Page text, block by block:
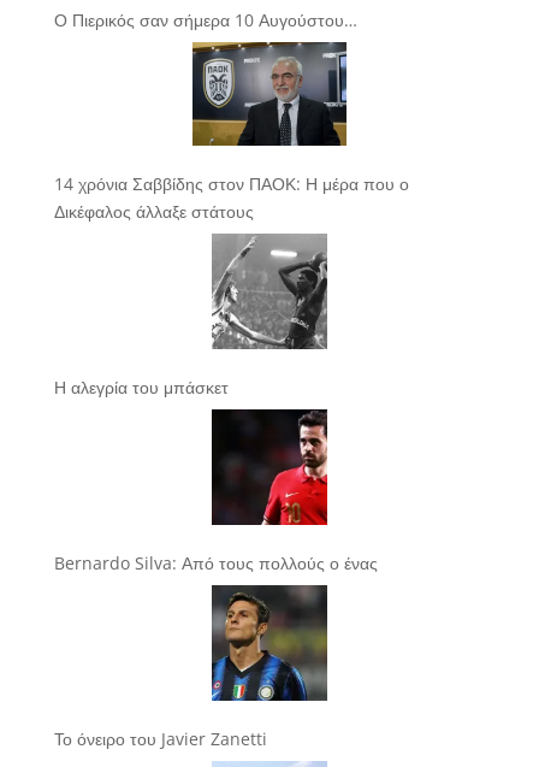
Ο Πιερικός σαν σήμερα 10 Αυγούστου…
14 χρόνια Σαββίδης στον ΠΑΟΚ: Η μέρα που ο
Δικέφαλος άλλαξε στάτους
Η αλεγρία του μπάσκετ
Bernardo Silva: Από τους πολλούς ο ένας
Το όνειρο του Javier Zanetti